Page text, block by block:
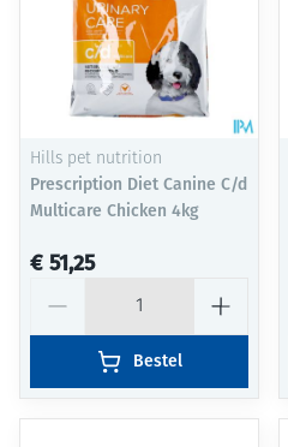
Hills pet nutrition
Prescription Diet Canine C/d
Multicare Chicken 4kg
€ 51,25
Bestel